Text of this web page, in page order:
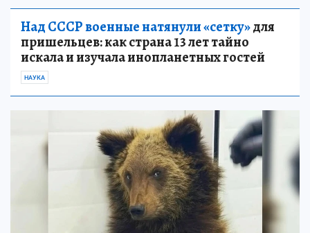
Над СССР военные натянули «сетку»для
пришельцев: как страна 13 лет тайно
искала и изучала инопланетных гостей
НАУКА